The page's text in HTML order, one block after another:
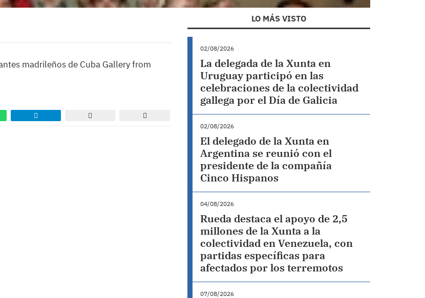
madrileños de Cuba Gallery from
LO MÁS VISTO
02/08/2026
La delegada de la Xunta en
Uruguay participó en las
celebraciones de la colectividad
gallega por el Día de Galicia
02/08/2026
El delegado de la Xunta en
Argentina se reunió con el
presidente de la compañía
Cinco Hispanos
04/08/2026
Rueda destaca el apoyo de 2,5
millones de la Xunta a la
colectividad en Venezuela, con
partidas específicas para
afectados por los terremotos
07/08/2026